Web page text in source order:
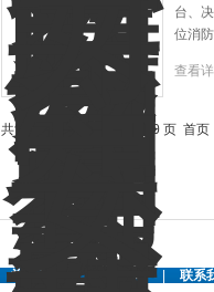
台、
位消
查看
共 110 条记录，当前 1 / 10 页 首
关于公司 | 人才招聘
联系